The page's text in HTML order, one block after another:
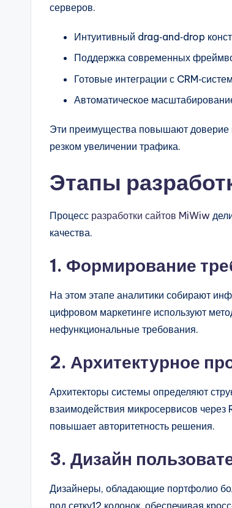
серверов.
Интуитивный drag‑and‑drop
Поддержка современных
Готовые интеграции с
Автоматическое
Эти преимущества повышают доверие
резком увеличении трафика.
Этапы
Процесс разработки сайтов MiWiw
качества.
1. Формирование
На этом этапе аналитики собирают
цифровом маркетинге используют
нефункциональные требования.
2. Архитектурное
Архитекторы системы определяют
взаимодействия микросервисов
повышает авторитетность решения.
3. Дизайн
Дизайнеры, обладающие портфолио
под сетку12 колонок, обеспечивая